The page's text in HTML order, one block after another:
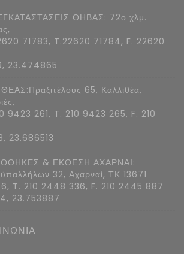
ΘΗΒΑΣ: 72ο χλμ.
71783, T.22620 71784, F. 22620
23.474865
65, Καλλιθέα,
9423 261, T. 210 9423 265, F. 210
23.686513
& ΕΚΘΕΣΗ ΑΧΑΡΝΑΙ:
32, Αχαρναί, ΤΚ 13671
T. 210 2448 336, F. 210 2445 887
23.753887